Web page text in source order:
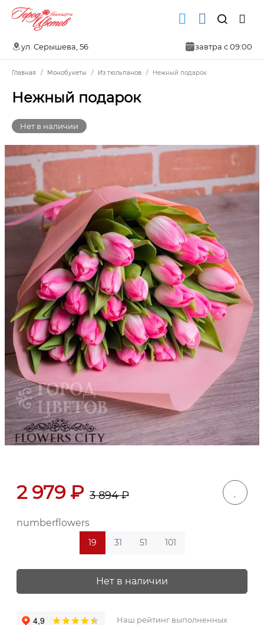
ул. Серышева, 56 завтра с 09:00
Главная Монобукеты Из тюльпанов Нежный подарок
Нежный подарок
Нет в наличии
2 979₽ 3 894₽
numberflowers
19 31 51 101
Нет в наличии
Наш рейтинг выполненных